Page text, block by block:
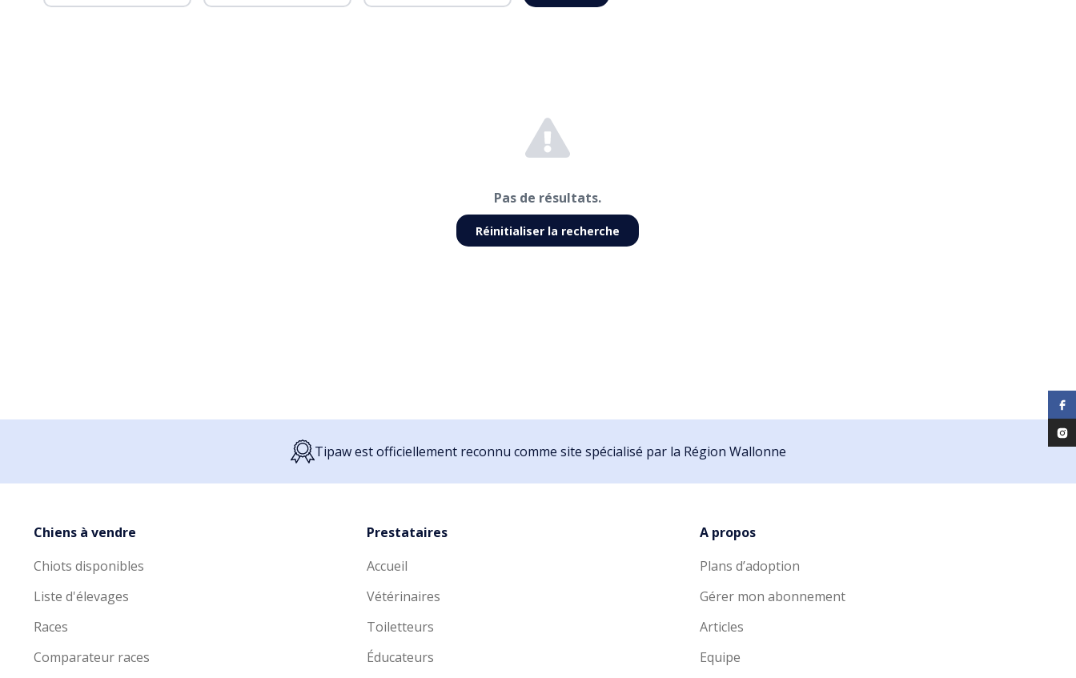
Pas de résultats.
Réinitialiser la recherche
Tipaw est officiellement reconnu comme site spécialisé par la Région Wallonne
Chiens à vendre
Chiots disponibles
Liste d'élevages
Races
Comparateur races
Prestataires
Accueil
Vétérinaires
Toiletteurs
Éducateurs
A propos
Plans d’adoption
Gérer mon abonnement
Articles
Equipe